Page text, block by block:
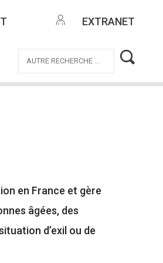
EXTRANET
en France et gère
âgées, des
d’exil ou de